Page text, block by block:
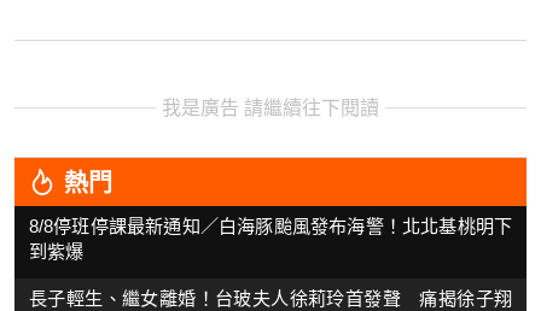
我是廣告 請繼續往下閱讀
熱門
8/8停班停課最新通知／白海豚颱風發布海警！北北基桃明下
到紫爆
長子輕生、繼女離婚！台玻夫人徐莉玲首發聲 痛揭徐子翔